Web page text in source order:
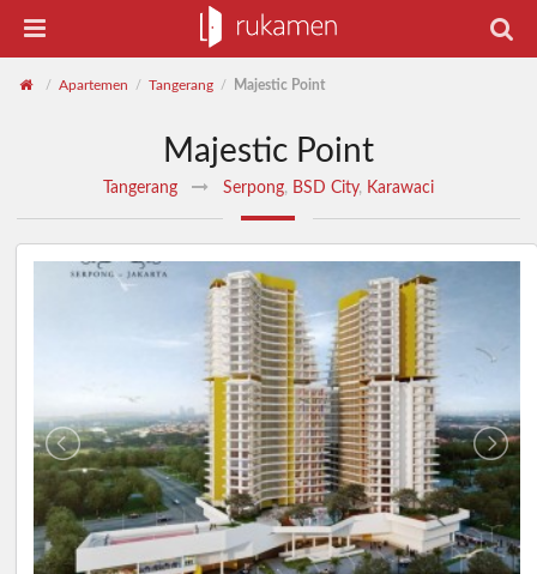
/ Apartemen / Tangerang / Majestic Point
Majestic Point
Tangerang Serpong, BSD City, Karawaci